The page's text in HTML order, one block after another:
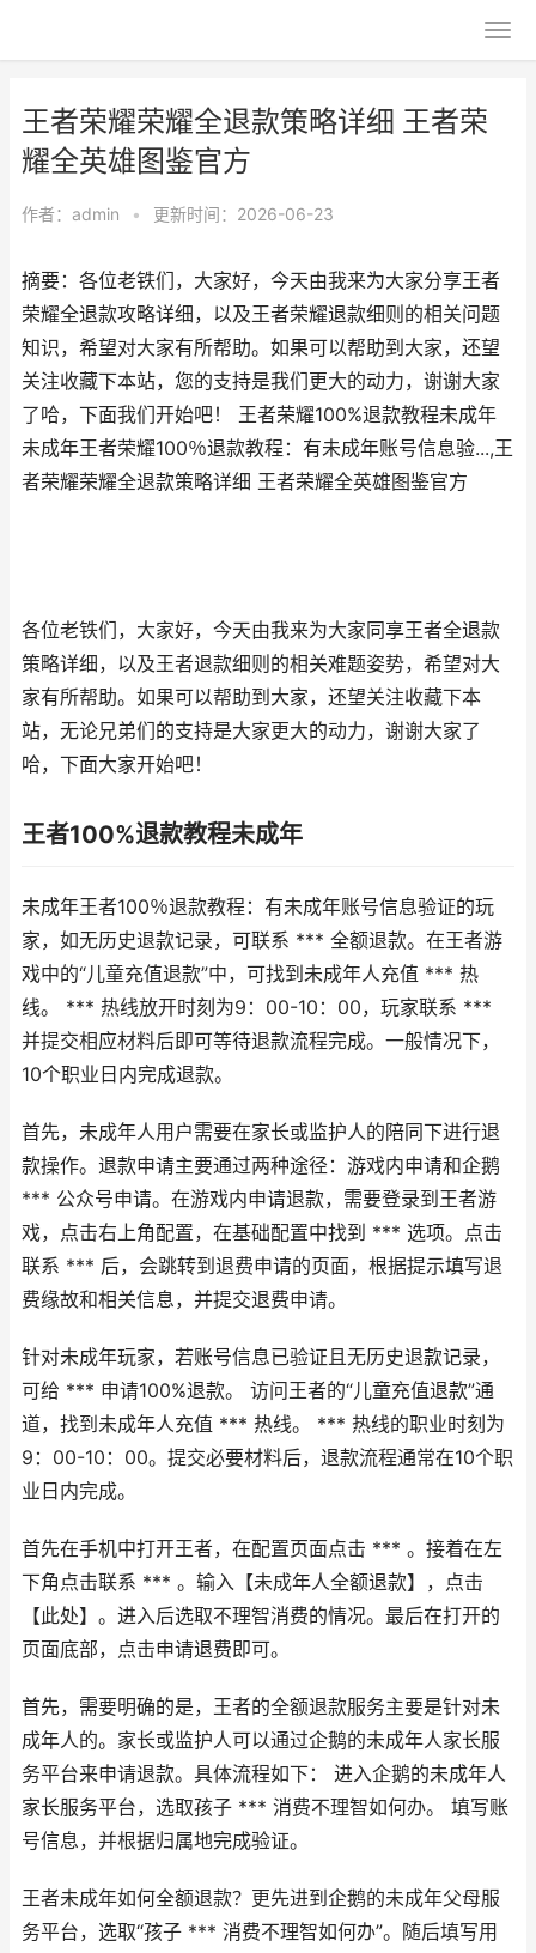
王者荣耀荣耀全退款策略详细 王者荣
耀全英雄图鉴官方
作者： admin • 更新时间：2026-06-23
摘要：各位老铁们，大家好，今天由我来为大家分享王者
荣耀全退款攻略详细，以及王者荣耀退款细则的相关问题
知识，希望对大家有所帮助。如果可以帮助到大家，还望
关注收藏下本站，您的支持是我们更大的动力，谢谢大家
了哈，下面我们开始吧！ 王者荣耀100%退款教程未成年
未成年王者荣耀100％退款教程：有未成年账号信息验...,王
者荣耀荣耀全退款策略详细 王者荣耀全英雄图鉴官方
各位老铁们，大家好，今天由我来为大家同享王者全退款
策略详细，以及王者退款细则的相关难题姿势，希望对大
家有所帮助。如果可以帮助到大家，还望关注收藏下本
站，无论兄弟们的支持是大家更大的动力，谢谢大家了
哈，下面大家开始吧！
王者100%退款教程未成年
未成年王者100％退款教程：有未成年账号信息验证的玩
家，如无历史退款记录，可联系 *** 全额退款。在王者游
戏中的“儿童充值退款”中，可找到未成年人充值 *** 热
线。 *** 热线放开时刻为9：00-10：00，玩家联系 ***
并提交相应材料后即可等待退款流程完成。一般情况下，
10个职业日内完成退款。
首先，未成年人用户需要在家长或监护人的陪同下进行退
款操作。退款申请主要通过两种途径：游戏内申请和企鹅
*** 公众号申请。在游戏内申请退款，需要登录到王者游
戏，点击右上角配置，在基础配置中找到 *** 选项。点击
联系 *** 后，会跳转到退费申请的页面，根据提示填写退
费缘故和相关信息，并提交退费申请。
针对未成年玩家，若账号信息已验证且无历史退款记录，
可给 *** 申请100%退款。 访问王者的“儿童充值退款”通
道，找到未成年人充值 *** 热线。 *** 热线的职业时刻为
9：00-10：00。提交必要材料后，退款流程通常在10个职
业日内完成。
首先在手机中打开王者，在配置页面点击 *** 。接着在左
下角点击联系 *** 。输入【未成年人全额退款】，点击
【此处】。进入后选取不理智消费的情况。最后在打开的
页面底部，点击申请退费即可。
首先，需要明确的是，王者的全额退款服务主要是针对未
成年人的。家长或监护人可以通过企鹅的未成年人家长服
务平台来申请退款。具体流程如下： 进入企鹅的未成年人
家长服务平台，选取孩子 *** 消费不理智如何办。 填写账
号信息，并根据归属地完成验证。
王者未成年如何全额退款？更先进到企鹅的未成年父母服
务平台，选取“孩子 *** 消费不理智如何办”。随后填写用